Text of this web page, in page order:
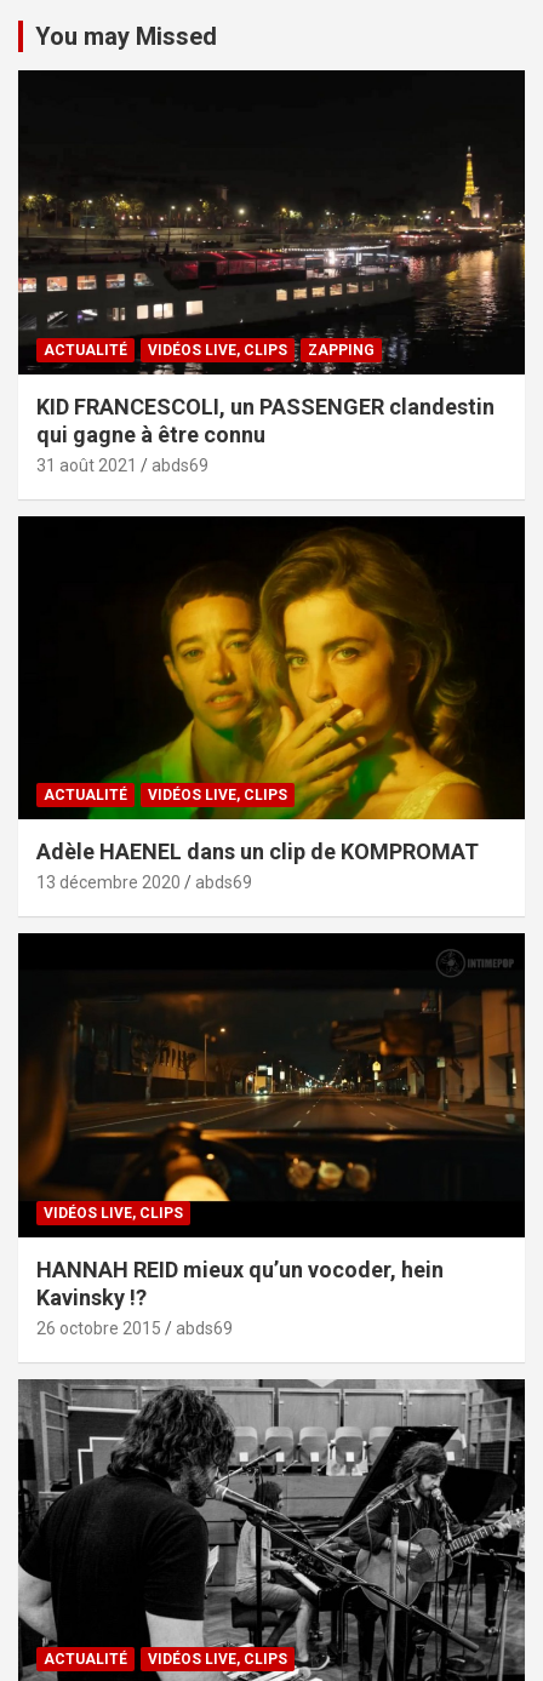
You may Missed
ACTUALITÉ VIDÉOS LIVE, CLIPS ZAPPING
KID FRANCESCOLI, un PASSENGER clandestin
qui gagne à être connu
31 août 2021 abds69
ACTUALITÉ VIDÉOS LIVE, CLIPS
Adèle HAENEL dans un clip de KOMPROMAT
13 décembre 2020 abds69
VIDÉOS LIVE, CLIPS
HANNAH REID mieux qu’un vocoder, hein
Kavinsky !?
26 octobre 2015 abds69
ACTUALITÉ VIDÉOS LIVE, CLIPS